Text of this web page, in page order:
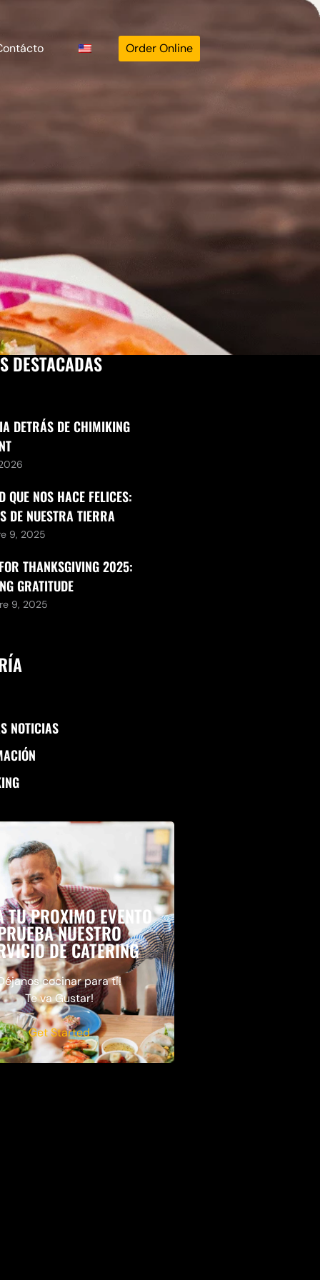
Order Online
DESTACADAS
DETRÁS DE CHIMIKING
QUE NOS HACE FELICES:
DE NUESTRA TIERRA
9, 2025
THANKSGIVING 2025:
GRATITUDE
9, 2025
NOTICIAS
TU PROXIMO EVENTO
NUESTRO
DE CATERING
cocinar para tí!
Te va Gustar!
Get Started